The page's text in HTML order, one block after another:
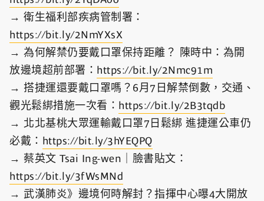
→ 衛生福利部疾病管制署：
https://bit.ly/2NmYXsX
→ 為何解禁仍要戴口罩保持距離？ 陳時中：為開
放邊境超前部署： https://bit.ly/2Nmc91m
→ 搭捷運還要戴口罩嗎？6月7日解禁倒數，交通、
觀光鬆綁措施一次看： https://bit.ly/2B3tqdb
→ 北北基桃大眾運輸戴口罩7日鬆綁 進捷運公車仍
必戴： https://bit.ly/3hYEQPQ
→ 蔡英文 Tsai Ing-wen｜臉書貼文：
https://bit.ly/3fWsMNd
→ 武漢肺炎》邊境何時解封？指揮中心曝4大開放